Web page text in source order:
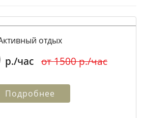
отдых
р./час от 1500 р./час
Подробнее